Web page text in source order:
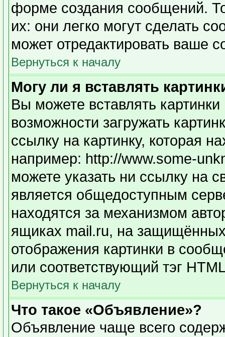
форме создания сообщений.
их: они легко могут сделать
может отредактировать ваше
Вернуться к началу
Могу ли я вставлять
Вы можете вставлять
возможности загружать
ссылку на картинку, которая
например: http://www.some-
можете указать ни ссылку на
является общедоступным
находятся за механизмом
ящиках mail.ru, на
отображения картинки в
или соответствующий тэг
Вернуться к началу
Что такое «Объявление»?
Объявление чаще всего